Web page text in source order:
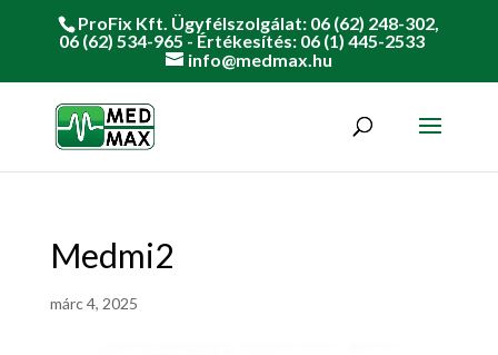
ProFix Kft. Ügyfélszolgálat: 06 (62) 248-302,
06 (62) 534-965 - Értékesítés: 06 (1) 445-2533
info@medmax.hu
Medmi2
márc 4, 2025